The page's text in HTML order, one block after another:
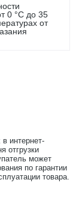
0 °C до 35
от
интернет-
отгрузки
может
по гарантии
товара.